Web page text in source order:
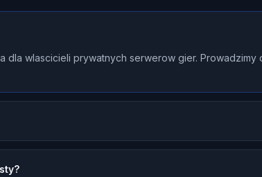
wlascicieli prywatnych serwerow gier.